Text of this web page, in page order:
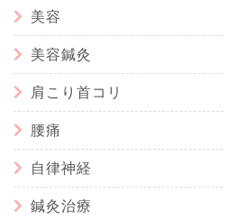
美容
美容鍼灸
肩こり首コリ
腰痛
自律神経
鍼灸治療